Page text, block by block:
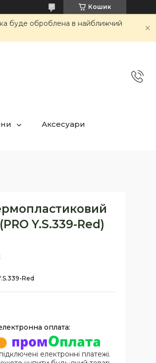
Кошик
буде оброблена в найближчий
Аксесуари
Y.S.339-Red)
Red
електронні платежі.